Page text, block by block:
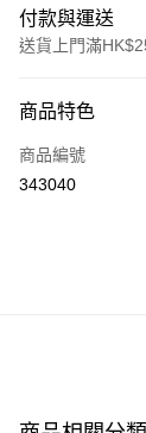
付款與運送
送貨上門滿
信用卡
Apple Pay
商品特色
商品編號
343040